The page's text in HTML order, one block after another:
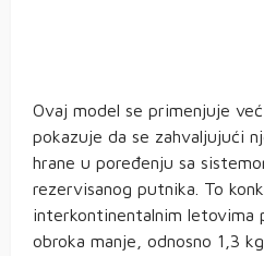
Ovaj model se primenjuje
pokazuje da se zahvaljujući
hrane u poređenju sa
rezervisanog putnika. To
interkontinentalnim letovima
obroka manje, odnosno 1,3